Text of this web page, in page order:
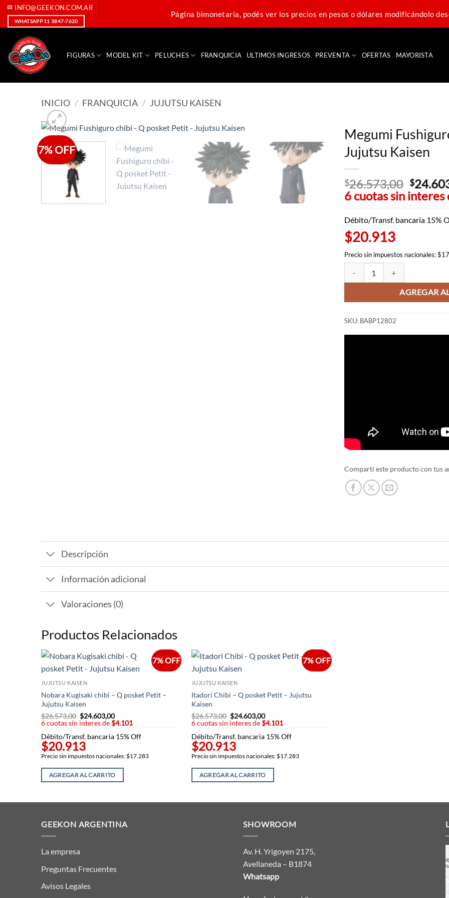
SaltarINFO@GEEKON.COM.AR
WHATSAPP 11 3847-7620
Página bimonetaria, podés ver los precios en pesos o dólares modificándolo
FIGURAS MODEL KIT PELUCHES FRANQUICIA ULTIMOS INGRESOS PREVENTA OFERTAS MAYORISTA
INICIO / FRANQUICIA / JUJUTSU KAISEN
7% OFF
Megumi
Jujutsu Kaisen
$26.573,00 El
precio
era:
$
6 cuotas sin interes
Débito/Transf. bancaria 15%
$20.913
Precio sin impuestos nacionales:
AGREGAR
SKU: BABP12802
Compartí este producto con tus
Descripción
Información adicional
Valoraciones (0)
Productos Relacionados
7% OFF
JUJUTSU KAISEN
Nobara Kugisaki chibi – Q posket Petit –
Jujutsu Kaisen
$26.573,00 El
precio
era:
$26.573,00.
$24.603,00El
precio
es:
6 cuotas sin interes de$4.101
Débito/Transf. bancaria 15% Off
$20.913
Precio sin impuestos nacionales: $17.283
AGREGAR AL CARRITO
7% OFF
JUJUTSU KAISEN
Itadori Chibi – Q posket Petit – Jujutsu
Kaisen
$26.573,00 El
precio
era:
$26.573,00.
$24.603,00El
precio
es:
6 cuotas sin interes de$4.101
Débito/Transf. bancaria 15% Off
$20.913
Precio sin impuestos nacionales: $17.283
AGREGAR AL CARRITO
GEEKON ARGENTINA
La empresa
Preguntas Frecuentes
Avisos Legales
SHOWROOM
Av. H. Yrigoyen 2175,
Avellaneda – B1874
Whatsapp